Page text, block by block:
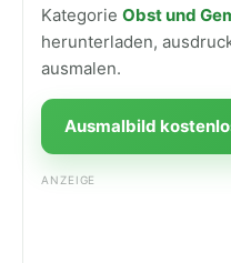
Kategorie Obst und
herunterladen,
ausmalen.
Ausmalbild
ANZEIGE